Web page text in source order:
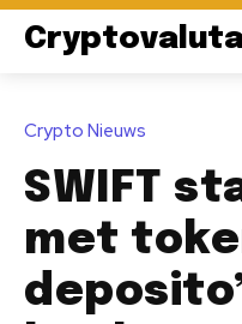
Crypto Nieuws
SWIFT
met